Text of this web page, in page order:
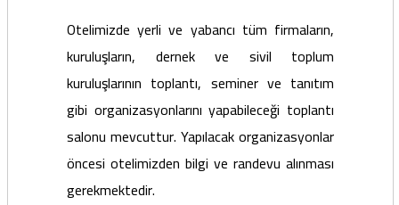
Otelimizde yerli ve yabancı tüm firmaların,
kuruluşların, dernek ve sivil toplum
kuruluşlarının toplantı, seminer ve tanıtım
gibi organizasyonlarını yapabileceği toplantı
salonu mevcuttur. Yapılacak organizasyonlar
öncesi otelimizden bilgi ve randevu alınması
gerekmektedir.